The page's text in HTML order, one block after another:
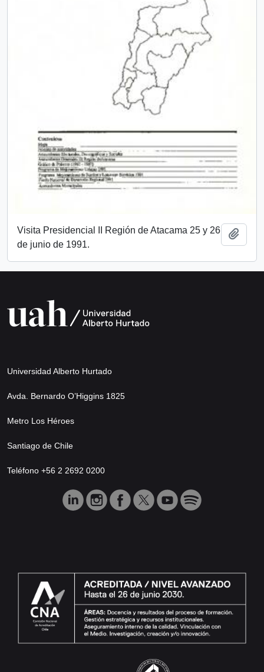
Visita Presidencial II Región de Atacama 25 y 26
de junio de 1991.
Universidad Alberto Hurtado
Avda. Bernardo O’Higgins 1825
Metro Los Héroes
Santiago de Chile
Teléfono +56 2 2692 0200